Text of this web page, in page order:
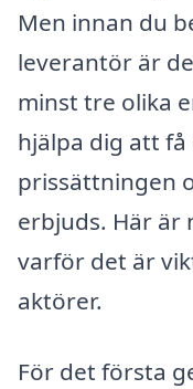
Men innan du
leverantör är
minst tre olika
hjälpa dig att
prissättningen
erbjuds. Här är
varför det är
aktörer.
För det första